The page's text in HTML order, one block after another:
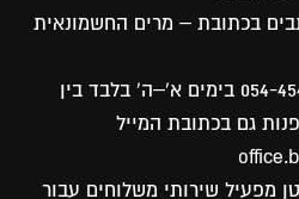
בכתובת – מרים החשמונאית
שירות לקוחות בטלפון 054-4540728 בימים א'–ה' בלבד בין
– 09:00 ניתן לפנות גם בכתובת המייל
מפעיל שירותי משלוחים עבור